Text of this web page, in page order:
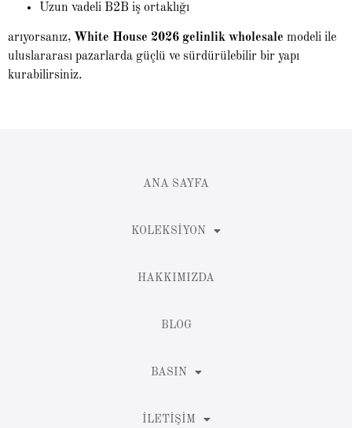
Uzun vadeli B2B iş ortaklığı
arıyorsanız, White House 2026 gelinlik wholesale modeli ile
uluslararası pazarlarda güçlü ve sürdürülebilir bir yapı
kurabilirsiniz.
ANA SAYFA
KOLEKSIYON
HAKKIMIZDA
BLOG
BASIN
İLETIŞIM